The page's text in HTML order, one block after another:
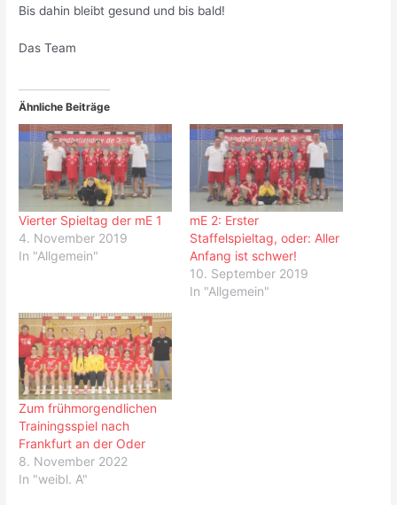
Bis dahin bleibt gesund und bis bald!
Das Team
Ähnliche Beiträge
Vierter Spieltag der mE 1
4. November 2019
In "Allgemein"
mE 2: Erster
Staffelspieltag, oder: Aller
Anfang ist schwer!
10. September 2019
In "Allgemein"
Zum frühmorgendlichen
Trainingsspiel nach
Frankfurt an der Oder
8. November 2022
In "weibl. A"